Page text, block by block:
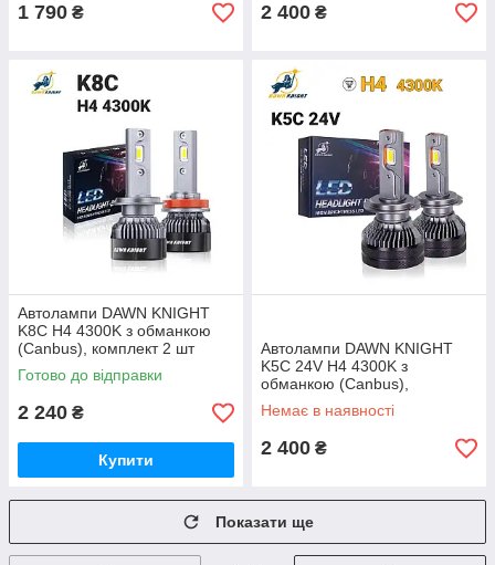
1 790 ₴ 2 400 ₴
Автолампи DAWN KNIGHT
K8C H4 4300K з обманкою
(Canbus), комплект 2 шт
Готово до відправки
2 240 ₴
Купити
Автолампи DAWN KNIGHT
K5C 24V H4 4300K з
обманкою (Canbus),
комплект 2 шт
Немає в наявності
2 400 ₴
Показати ще